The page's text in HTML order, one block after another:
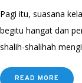
Pagi itu, suasana
begitu hangat dan
shalih-shalihah
READ MORE